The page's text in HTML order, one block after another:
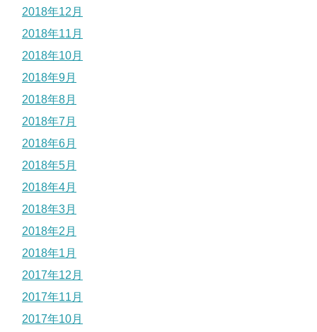
2018年12月
2018年11月
2018年10月
2018年9月
2018年8月
2018年7月
2018年6月
2018年5月
2018年4月
2018年3月
2018年2月
2018年1月
2017年12月
2017年11月
2017年10月